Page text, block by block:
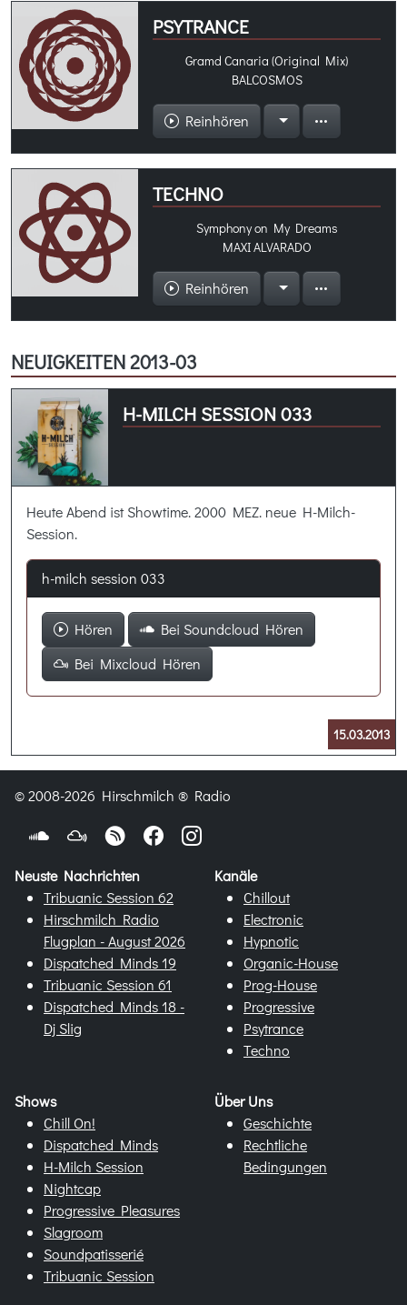
PSYTRANCE
Gramd Canaria (Original Mix)
BALCOSMOS
Reinhören
TECHNO
Symphony on My Dreams
MAXI ALVARADO
Reinhören
NEUIGKEITEN 2013-03
H-MILCH SESSION 033
Heute Abend ist Showtime. 2000 MEZ. neue H-Milch-
Session.
h-milch session 033
Hören
Bei Soundcloud Hören
Bei Mixcloud Hören
15.03.2013
© 2008-2026 Hirschmilch ® Radio
Neuste Nachrichten
Tribuanic Session 62
Hirschmilch Radio
Flugplan - August 2026
Dispatched Minds 19
Tribuanic Session 61
Dispatched Minds 18 -
Dj Slig
Kanäle
Chillout
Electronic
Hypnotic
Organic-House
Prog-House
Progressive
Psytrance
Techno
Shows
Chill On!
Dispatched Minds
H-Milch Session
Nightcap
Progressive Pleasures
Slagroom
Soundpatisserié
Tribuanic Session
Über Uns
Geschichte
Rechtliche
Bedingungen